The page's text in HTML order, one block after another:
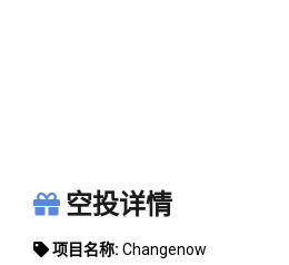
空投详情
项目名称: Changenow